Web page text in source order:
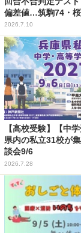
偏差値…筑駒74・桜
2026.7.10
【高校受験】【中
県内の私立31校が
談会9/6
2026.7.28